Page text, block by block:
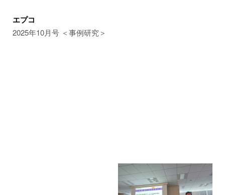
エプコ
2025年10月号 ＜事例研究＞